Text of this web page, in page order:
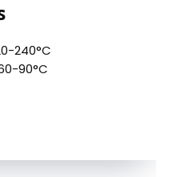
240°C
90°C